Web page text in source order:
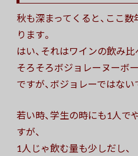
秋も深まってくると、ここ
ります。
はい、それはワインの飲み比
そろそろボジョレーヌーボ
ですが、ボジョレーではない
若い時、学生の時にも1人で
すが、
1人じゃ飲む量も少しだし、